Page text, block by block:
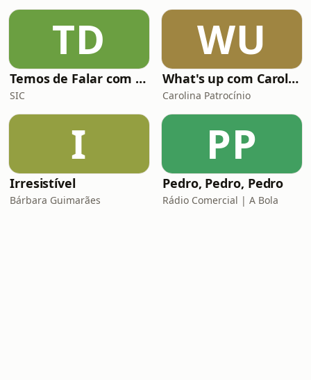
TD
Temos de Falar com Elas
SIC
WU
What's up com Carolina Patrocínio
Carolina Patrocínio
I
Irresistível
Bárbara Guimarães
PP
Pedro, Pedro, Pedro
Rádio Comercial | A Bola